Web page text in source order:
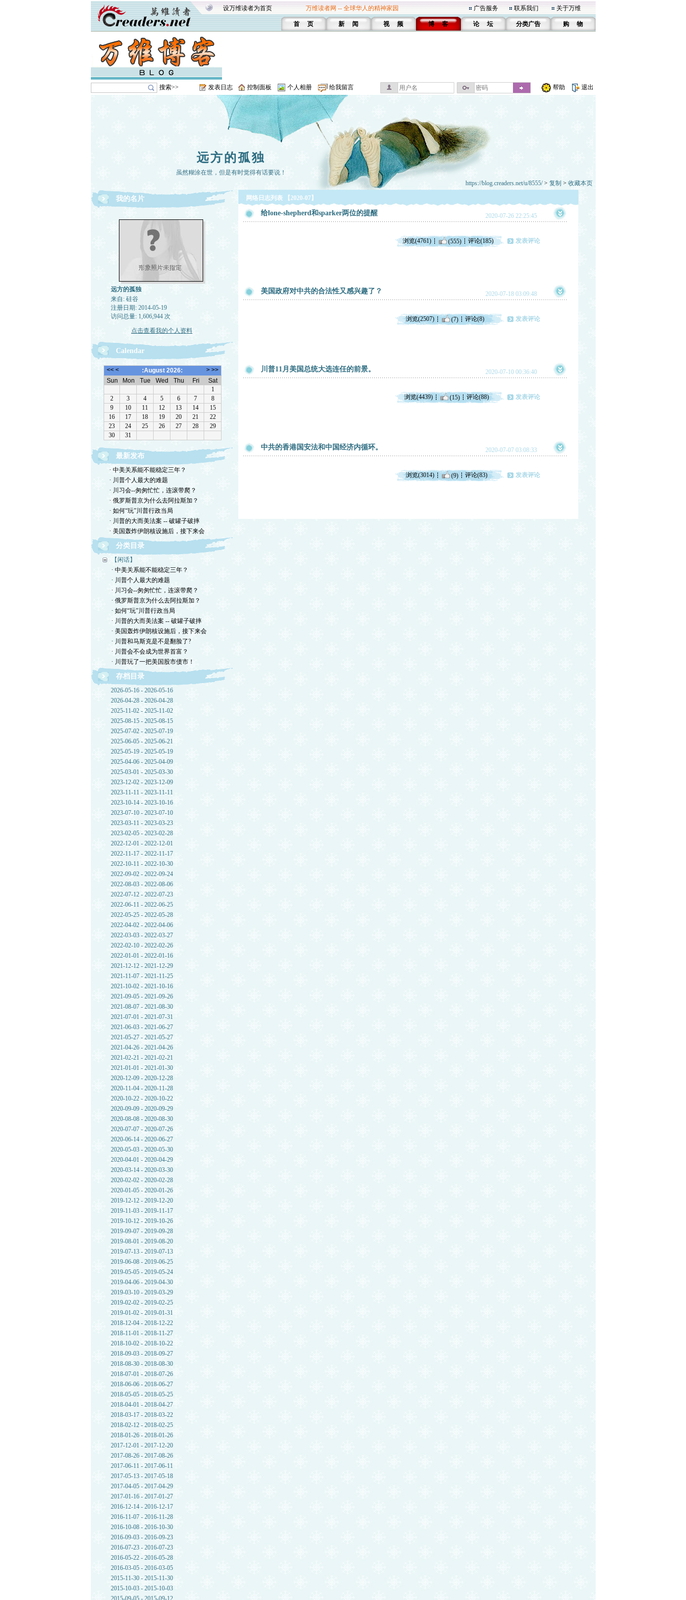
设万维读者为首页 万维读者网 -- 全球华人的精神家园 广告服务 联系我们 关于万维
首 页 新 闻 视 频 博 客 论 坛 分类广告 购 物
搜索>> 发表日志 控制面板 个人相册 给我留言 帮助 退出
远方的孤独
虽然糊涂在世，但是有时觉得有话要说！
https://blog.creaders.net/u/8555/> 复制 > 收藏本页
我的名片
远方的孤独
来自: 硅谷
注册日期: 2014-05-19
访问总量: 1,606,944 次
点击查看我的个人资料
Calendar
最新发布
· 中美关系能不能稳定三年？
· 川普个人最大的难题
· 川习会--匆匆忙忙，连滚带爬？
· 俄罗斯普京为什么去阿拉斯加？
· 如何“玩”川普行政当局
· 川普的大而美法案 -- 破罐子破摔
· 美国轰炸伊朗核设施后，接下来会
分类目录
【闲话】
· 中美关系能不能稳定三年？
· 川普个人最大的难题
· 川习会--匆匆忙忙，连滚带爬？
· 俄罗斯普京为什么去阿拉斯加？
· 如何“玩”川普行政当局
· 川普的大而美法案 -- 破罐子破摔
· 美国轰炸伊朗核设施后，接下来会
· 川普和马斯克是不是翻脸了?
· 川普会不会成为世界首富？
· 川普玩了一把美国股市债市！
存档目录
2026-05-16 - 2026-05-16
2026-04-28 - 2026-04-28
2025-11-02 - 2025-11-02
2025-08-15 - 2025-08-15
2025-07-02 - 2025-07-19
2025-06-05 - 2025-06-21
2025-05-19 - 2025-05-19
2025-04-06 - 2025-04-09
2025-03-01 - 2025-03-30
2023-12-02 - 2023-12-09
2023-11-11 - 2023-11-11
2023-10-14 - 2023-10-16
2023-07-10 - 2023-07-10
2023-03-11 - 2023-03-23
2023-02-05 - 2023-02-28
2022-12-01 - 2022-12-01
2022-11-17 - 2022-11-17
2022-10-11 - 2022-10-30
2022-09-02 - 2022-09-24
2022-08-03 - 2022-08-06
2022-07-12 - 2022-07-23
2022-06-11 - 2022-06-25
2022-05-25 - 2022-05-28
2022-04-02 - 2022-04-06
2022-03-03 - 2022-03-27
2022-02-10 - 2022-02-26
2022-01-01 - 2022-01-16
2021-12-12 - 2021-12-29
2021-11-07 - 2021-11-25
2021-10-02 - 2021-10-16
2021-09-05 - 2021-09-26
2021-08-07 - 2021-08-30
2021-07-01 - 2021-07-31
2021-06-03 - 2021-06-27
2021-05-27 - 2021-05-27
2021-04-26 - 2021-04-26
2021-02-21 - 2021-02-21
2021-01-01 - 2021-01-30
2020-12-09 - 2020-12-28
2020-11-04 - 2020-11-28
2020-10-22 - 2020-10-22
2020-09-09 - 2020-09-29
2020-08-08 - 2020-08-30
2020-07-07 - 2020-07-26
2020-06-14 - 2020-06-27
2020-05-03 - 2020-05-30
2020-04-01 - 2020-04-29
2020-03-14 - 2020-03-30
2020-02-02 - 2020-02-28
2020-01-05 - 2020-01-26
2019-12-12 - 2019-12-20
2019-11-03 - 2019-11-17
2019-10-12 - 2019-10-26
2019-09-07 - 2019-09-28
2019-08-01 - 2019-08-20
2019-07-13 - 2019-07-13
2019-06-08 - 2019-06-25
2019-05-05 - 2019-05-24
2019-04-06 - 2019-04-30
2019-03-10 - 2019-03-29
2019-02-02 - 2019-02-25
2019-01-02 - 2019-01-31
2018-12-04 - 2018-12-22
2018-11-01 - 2018-11-27
2018-10-02 - 2018-10-22
2018-09-03 - 2018-09-27
2018-08-30 - 2018-08-30
2018-07-01 - 2018-07-26
2018-06-06 - 2018-06-27
2018-05-05 - 2018-05-25
2018-04-01 - 2018-04-27
2018-03-17 - 2018-03-22
2018-02-12 - 2018-02-25
2018-01-26 - 2018-01-26
2017-12-01 - 2017-12-20
2017-08-26 - 2017-08-26
2017-06-11 - 2017-06-11
2017-05-13 - 2017-05-18
2017-04-05 - 2017-04-29
2017-01-16 - 2017-01-27
2016-12-14 - 2016-12-17
2016-11-07 - 2016-11-28
2016-10-08 - 2016-10-30
2016-09-03 - 2016-09-23
2016-07-23 - 2016-07-23
2016-05-22 - 2016-05-28
2016-03-05 - 2016-03-05
2015-11-30 - 2015-11-30
2015-10-03 - 2015-10-03
2015-09-05 - 2015-09-12
网络日志列表 【2020-07】
给lone-shepherd和sparker两位的提醒 2020-07-26 22:25:45
浏览(4761) (555) 评论(185) 发表评论
美国政府对中共的合法性又感兴趣了？ 2020-07-18 03:09:48
浏览(2507) (7) 评论(8) 发表评论
川普11月美国总统大选连任的前景。 2020-07-10 00:36:40
浏览(4439) (15) 评论(88) 发表评论
中共的香港国安法和中国经济内循环。 2020-07-07 03:08:33
浏览(3014) (9) 评论(83) 发表评论